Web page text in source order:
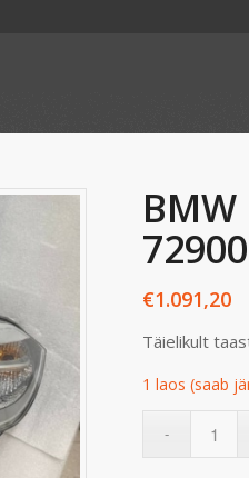
€1.091,20
Täielikult
1 laos (saab